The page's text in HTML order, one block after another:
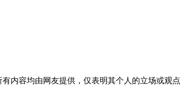
内容均由网友提供，仅表明其个人的立场或观